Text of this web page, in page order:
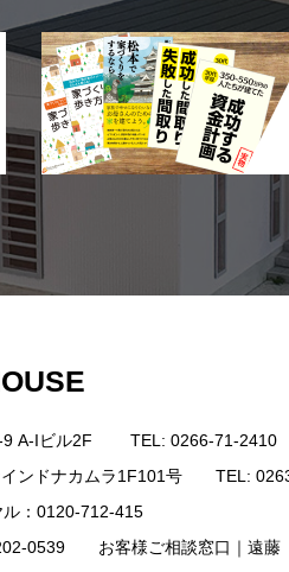
A-Iビル2F TEL: 0266-71-2410
インドナカムラ1F101号 TEL:
ル：0120-712-415
0539 お客様ご相談窓口｜遠